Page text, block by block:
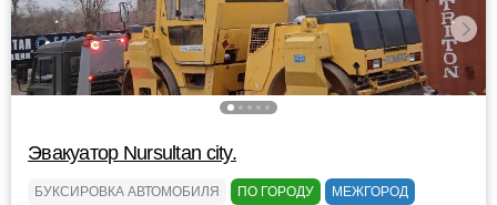
Эвакуатор Nursultan city.
БУКСИРОВКА АВТОМОБИЛЯ ПО ГОРОДУ МЕЖГОРОД